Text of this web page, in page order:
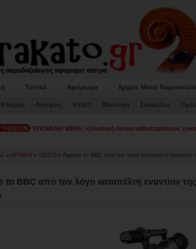
Τοπικά Αφιέρωμα Αρχείο Νίκου
Κόσμος Απόψεις VIDEO Μουσική Συναυλίες
ΕΠΟΜΕΝΗ ΜΕΡΑ: «Συνολική εικόνα καθυστερήσεων,
» ΑΡΧΙΚΗ » VIDEO » Άφωνο το BBC από τον λόγο καταπέλτη
BBC από τον λόγο καταπέλτη εναντίον